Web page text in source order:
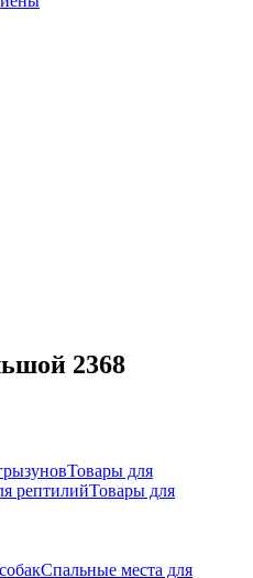
2368
Товары для
рептилийТовары для
Спальные места для